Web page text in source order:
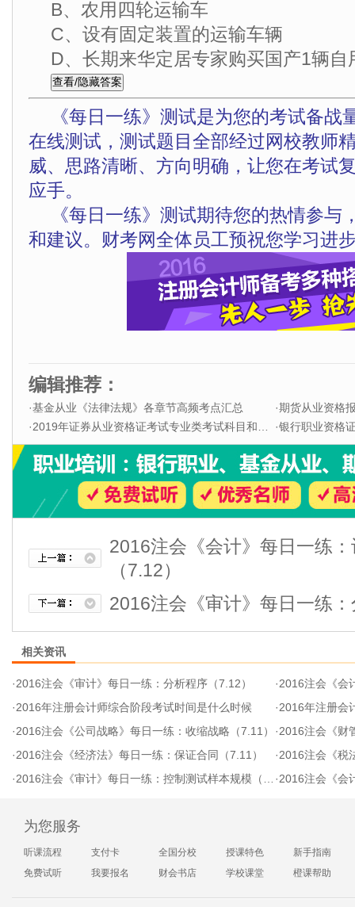
B、农用四轮运输车
C、设有固定装置的运输车辆
D、长期来华定居专家购买国产1辆自
《每日一练》测试是为您的考试备战
在线测试，测试题目全部经过网校教师
威、思路清晰、方向明确，让您在考试
应手。
《每日一练》测试期待您的热情参与
和建议。财考网全体员工预祝您学习进
编辑推荐：
·基金从业《法律法规》各章节高频考点汇总 ·期货从业资格
·2019年证券从业资格证考试专业类考试科目和题型 ·银行职业资格证
2016注会《会计》每日一练
（7.12）
2016注会《审计》每日一练
相关资讯
·2016注会《审计》每日一练：分析程序（7.12） ·2016注会《会计
·2016年注册会计师综合阶段考试时间是什么时候 ·2016年注册会
·2016注会《公司战略》每日一练：收缩战略（7.11） ·2016注会《财管
·2016注会《经济法》每日一练：保证合同（7.11） ·2016注会《税
·2016注会《审计》每日一练：控制测试样本规模（7.11） ·2016注会《会计
为您服务
听课流程 支付卡 全国分校 授课特色
新手指南
免费试听
我要报名 财会书店 学校课堂 橙课帮助